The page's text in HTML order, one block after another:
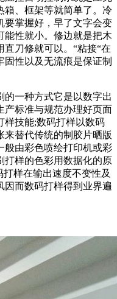
箱、框架等就简单了。冷
要掌握好，早了文字会变
能性就小。修边就是把木
刀修就可以。“粘接“在
性以及无流痕是保证制
的一种方式它是以数字出
产标准与规范办理好页面
样技能;数码打样以数码
来替代传统的制胶片晒版
般由彩色喷绘打印机或彩
打样的色彩用数据化的原
样在输出速度不变性及
因而数码打样得到业界遍